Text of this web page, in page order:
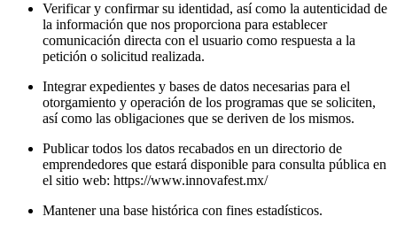
Verificar y confirmar su identidad, así como la autenticidad de
la información que nos proporciona para establecer
comunicación directa con el usuario como respuesta a la
petición o solicitud realizada.
Integrar expedientes y bases de datos necesarias para el
otorgamiento y operación de los programas que se soliciten,
así como las obligaciones que se deriven de los mismos.
Publicar todos los datos recabados en un directorio de
emprendedores que estará disponible para consulta pública en
el sitio web: https://www.innovafest.mx/
Mantener una base histórica con fines estadísticos.